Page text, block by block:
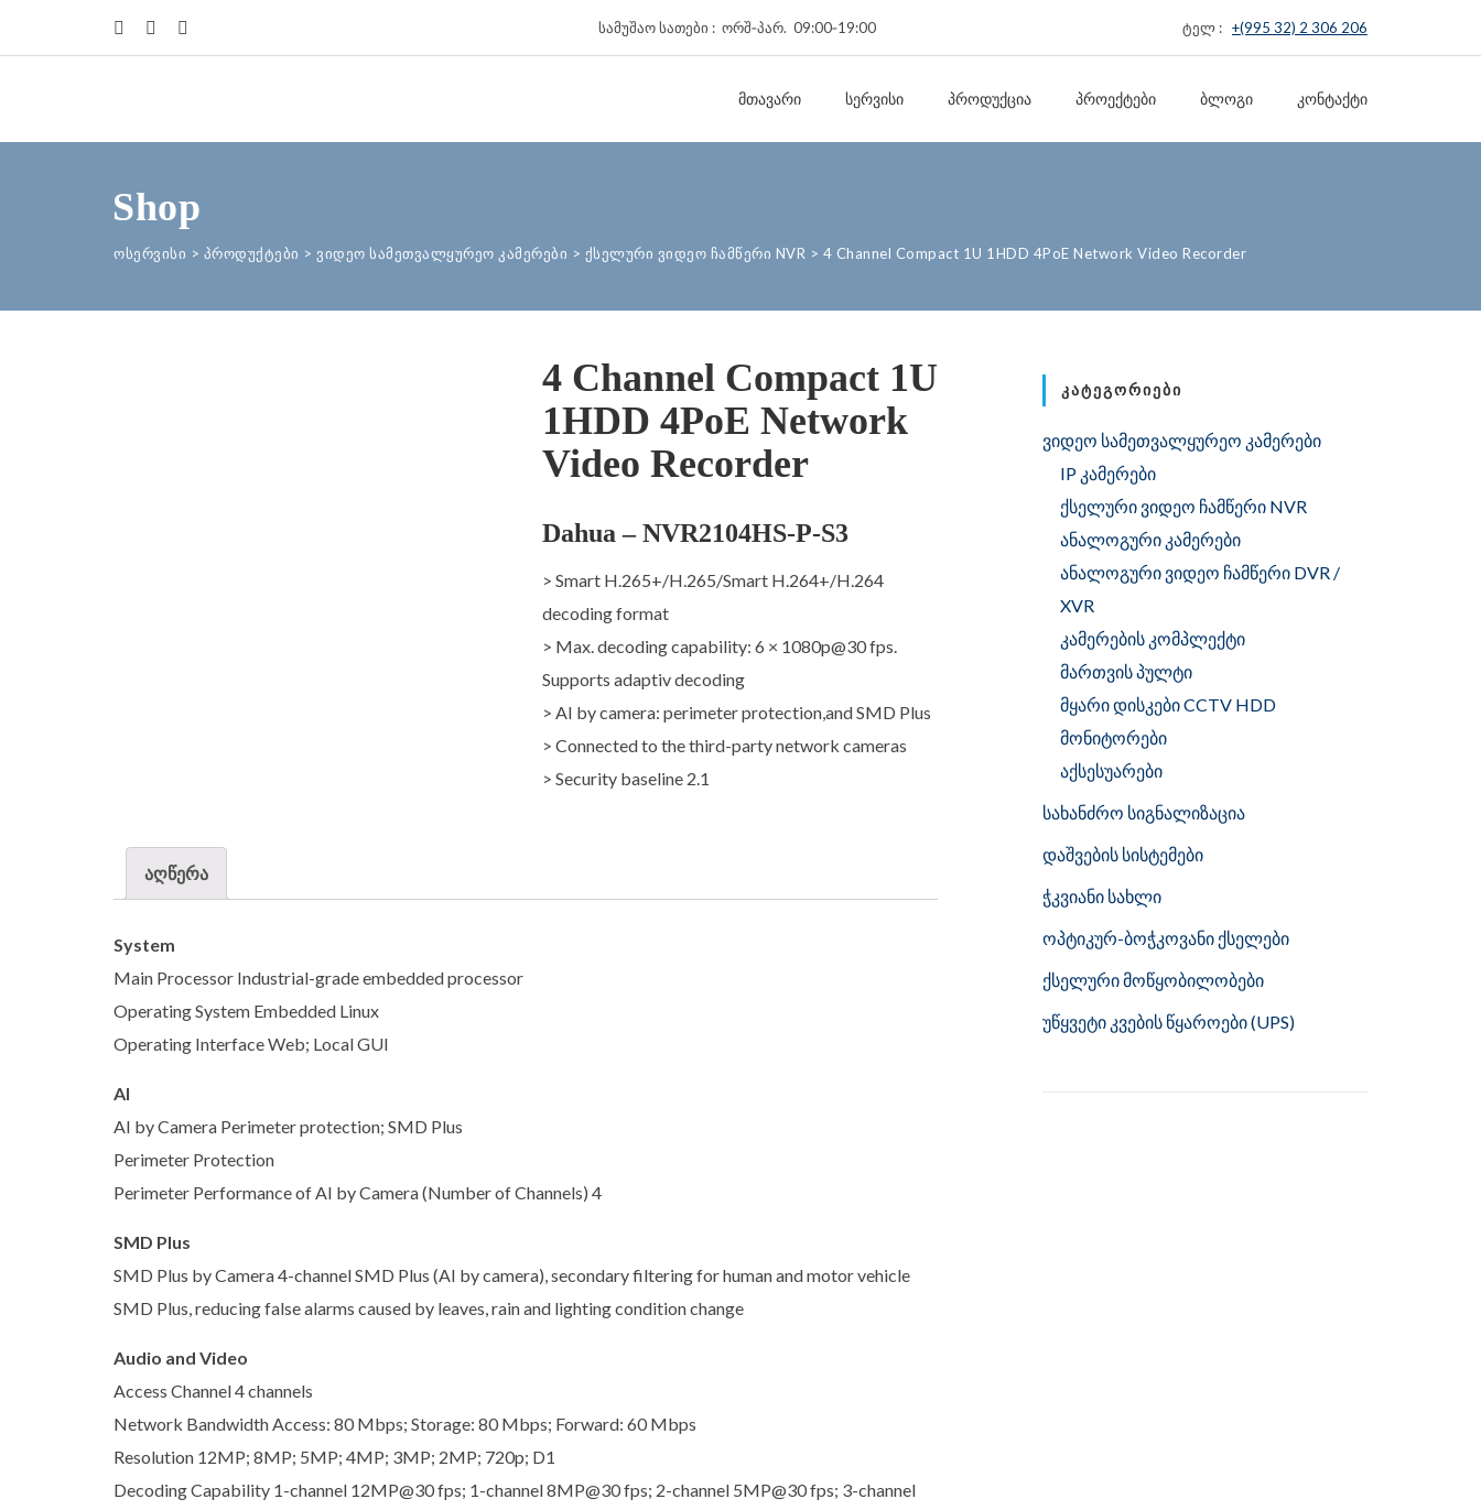
სამუშაო სათები : ორშ‑პარ. 09:00‑19:00 ტელ : +(995 32) 2 306 206
ᲛᲗᲐᲕᲐᲠᲘ ᲡᲔᲠᲕᲘᲡᲘ ᲞᲠᲝᲓᲣᲥᲪᲘᲐ ᲞᲠᲝᲔᲥᲢᲔᲑᲘ ᲑᲚᲝᲒᲘ ᲙᲝᲜᲢᲐᲥᲢᲘ
Shop
ოსერვისი > პროდუქტები > ვიდეო სამეთვალყურეო კამერები > ქსელური ვიდეო ჩამწერი NVR > 4 Channel Compact 1U 1HDD 4PoE Network Video Recorder
4 Channel Compact 1U
1HDD 4PoE Network
Video Recorder
Dahua – NVR2104HS-P-S3
> Smart H.265+/H.265/Smart H.264+/H.264
decoding format
> Max. decoding capability: 6 × 1080p@30 fps.
Supports adaptiv decoding
> AI by camera: perimeter protection,and SMD Plus
> Connected to the third-party network cameras
> Security baseline 2.1
აღწერა
System
Main Processor Industrial-grade embedded processor
Operating System Embedded Linux
Operating Interface Web; Local GUI
AI
AI by Camera Perimeter protection; SMD Plus
Perimeter Protection
Perimeter Performance of AI by Camera (Number of Channels) 4
SMD Plus
SMD Plus by Camera 4-channel SMD Plus (AI by camera), secondary filtering for human and motor vehicle
SMD Plus, reducing false alarms caused by leaves, rain and lighting condition change
Audio and Video
Access Channel 4 channels
Network Bandwidth Access: 80 Mbps; Storage: 80 Mbps; Forward: 60 Mbps
Resolution 12MP; 8MP; 5MP; 4MP; 3MP; 2MP; 720p; D1
Decoding Capability 1-channel 12MP@30 fps; 1-channel 8MP@30 fps; 2-channel 5MP@30 fps; 3-channel
ᲙᲐᲢᲔᲒᲝᲠᲘᲔᲑᲘ
ვიდეო სამეთვალყურეო კამერები
IP კამერები
ქსელური ვიდეო ჩამწერი NVR
ანალოგური კამერები
ანალოგური ვიდეო ჩამწერი DVR /
XVR
კამერების კომპლექტი
მართვის პულტი
მყარი დისკები CCTV HDD
მონიტორები
აქსესუარები
სახანძრო სიგნალიზაცია
დაშვების სისტემები
ჭკვიანი სახლი
ოპტიკურ-ბოჭკოვანი ქსელები
ქსელური მოწყობილობები
უწყვეტი კვების წყაროები (UPS)